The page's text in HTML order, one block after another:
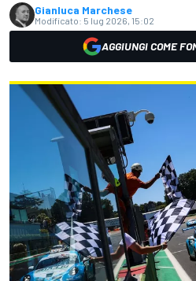
Gianluca Marchese
Modificato: 5 lug 2026, 15:02
AGGIUNGI COME